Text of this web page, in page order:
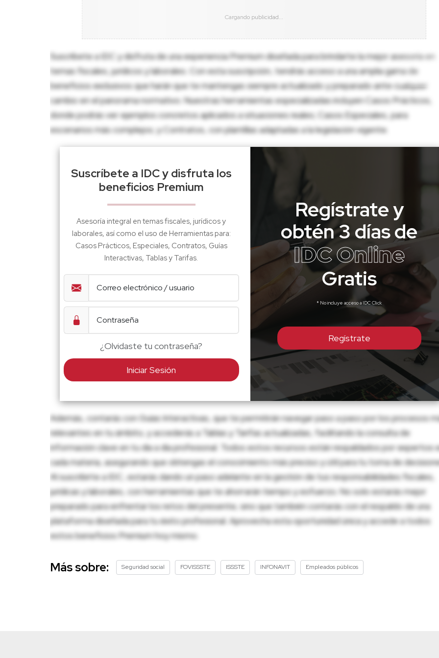
Suscríbete a IDC y disfruta de una experiencia Premium diseñada para brindarte la mejor asesoría en
temas fiscales, jurídicos y laborales. Con esta suscripción, tendrás acceso a una amplia gama de
beneficios exclusivos que harán que te mantengas siempre actualizado y preparado ante cualquier
cambio en el panorama normativo. Nuestras herramientas especializadas incluyen Casos Prácticos,
donde podrás ver ejemplos concretos aplicados a situaciones reales; Casos Especiales, para
escenarios más complejos; y Contratos, con plantillas adaptadas a la legislación vigente.
Suscríbete a IDC y disfruta los
beneficios Premium
Asesoría integral en temas fiscales, jurídicos y
laborales, así como el uso de Herramientas para:
Casos Prácticos, Especiales, Contratos, Guías
Interactivas, Tablas y Tarifas.
¿Olvidaste tu contraseña?
Iniciar Sesión
Regístrate y
obtén 3 días de
IDC Online
Gratis
* No incluye acceso a IDC Click
Regístrate
Además, contarás con Guías Interactivas, que te permitirán navegar paso a paso por los procesos
relevantes en tu ámbito, y accederás a Tablas y Tarifas actualizadas, facilitando la consulta de
información clave en tu día a día profesional. Todos estos recursos están respaldados por expertos
cada materia, asegurando que obtengas el conocimiento más preciso y útil para tu toma de
Al suscribirte a IDC, estarás dando un paso adelante en la gestión de tus responsabilidades fiscales,
jurídicas y laborales, con herramientas que te ahorrarán tiempo y esfuerzo. No solo estarás mejor
preparado para enfrentar los retos del presente, sino que también contarás con el respaldo de una
plataforma diseñada para tu éxito profesional. Aprovecha esta oportunidad única y accede a todos
estos beneficios Premium hoy mismo.
Más sobre: Seguridad social FOVISSSTE ISSSTE INFONAVIT Empleados públicos